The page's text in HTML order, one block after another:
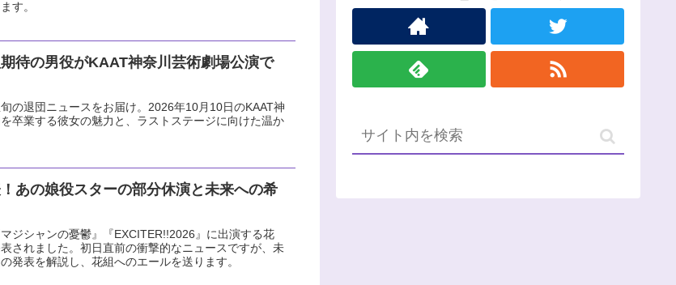
す。
待の男役がKAAT神奈川芸術劇場公演で
の退団ニュースをお届け。2026年10月10日のKAAT神
卒業する彼女の魅力と、ラストステージに向けた温か
あの娘役スターの部分休演と未来への希
ジシャンの憂鬱』『EXCITER!!2026』に出演する花
されました。初日直前の衝撃的なニュースですが、未
発表を解説し、花組へのエールを送ります。